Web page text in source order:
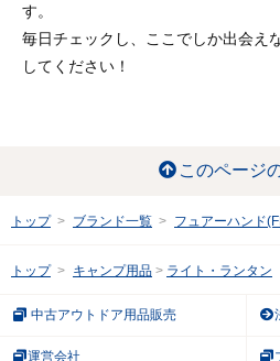
す。
毎日チェックし、ここでしか出会え
してください！
このページ
トップ ブランド一覧 フュアーハンド
トップ キャンプ用品 ライト・ランタン
中古アウトドア用品販売
運営会社